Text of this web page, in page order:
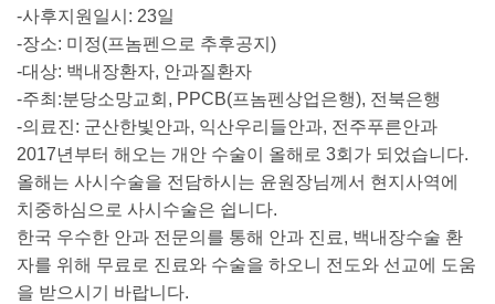
-사후지원일시: 23일
-장소: 미정(프놈펜으로 추후공지)
-대상: 백내장환자, 안과질환자
-주최:분당소망교회, PPCB(프놈펜상업은행), 전북은행
-의료진: 군산한빛안과, 익산우리들안과, 전주푸른안과
2017년부터 해오는 개안 수술이 올해로 3회가 되었습니다.
올해는 사시수술을 전담하시는 윤원장님께서 현지사역에
치중하심으로 사시수술은 쉽니다.
한국 우수한 안과 전문의를 통해 안과 진료, 백내장수술 환
자를 위해 무료로 진료와 수술을 하오니 전도와 선교에 도움
을 받으시기 바랍니다.